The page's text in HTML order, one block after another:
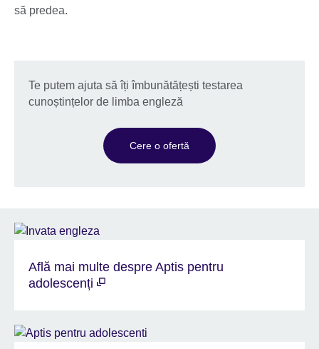
să predea.
Te putem ajuta să îți îmbunătățești testarea
cunoștințelor de limba engleză
Cere o ofertă
Află mai multe despre Aptis pentru
adolescenți